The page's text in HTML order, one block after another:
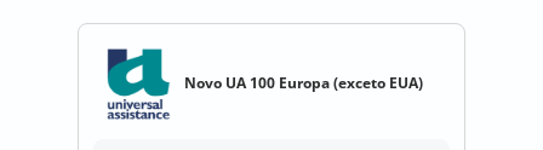
Novo UA 100 Europa (exceto EUA)